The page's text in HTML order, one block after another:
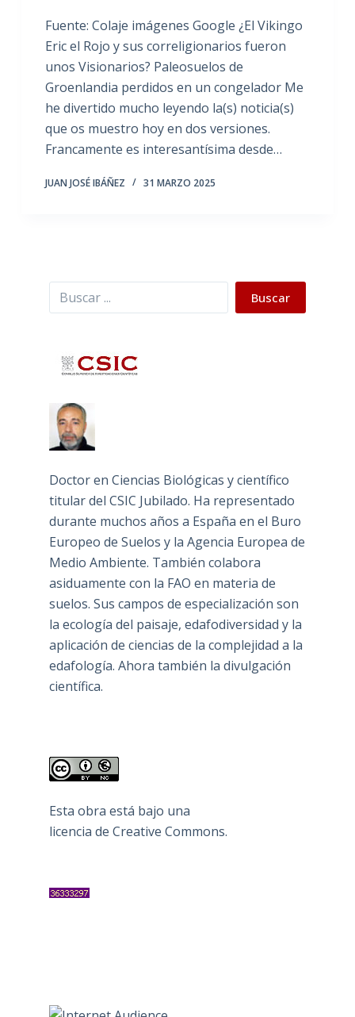
Fuente: Colaje imágenes Google ¿El Vikingo
Eric el Rojo y sus correligionarios fueron
unos Visionarios? Paleosuelos de
Groenlandia perdidos en un congelador Me
he divertido mucho leyendo la(s) noticia(s)
que os muestro hoy en dos versiones.
Francamente es interesantísima desde…
JUAN JOSÉ IBÁÑEZ 31 MARZO 2025
Buscar Buscar
Doctor en Ciencias Biológicas y científico
titular del CSIC Jubilado. Ha representado
durante muchos años a España en el Buro
Europeo de Suelos y la Agencia Europea de
Medio Ambiente. También colabora
asiduamente con la FAO en materia de
suelos. Sus campos de especialización son
la ecología del paisaje, edafodiversidad y la
aplicación de ciencias de la complejidad a la
edafología. Ahora también la divulgación
científica.
Esta obra está bajo una
licencia de Creative Commons.